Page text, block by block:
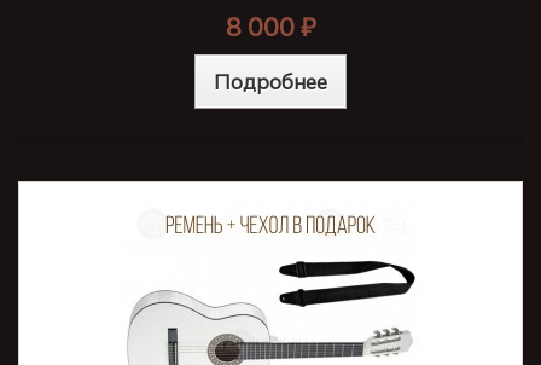
8 000 ₽
Подробнее